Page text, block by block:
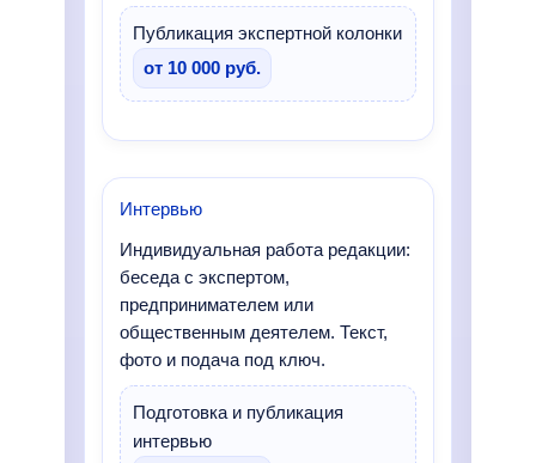
Публикация экспертной колонки
от 10 000 руб.
Интервью
Индивидуальная работа редакции:
беседа с экспертом,
предпринимателем или
общественным деятелем. Текст,
фото и подача под ключ.
Подготовка и публикация
интервью